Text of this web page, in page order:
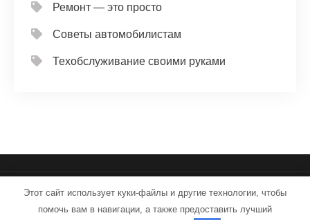
Ремонт — это просто
Советы автомобилистам
Техобслуживание своими руками
iron-service.ru - Работает на WordPress
Тема от Grace Themes
Этот сайт использует куки-файлы и другие технологии, чтобы
помочь вам в навигации, а также предоставить лучший